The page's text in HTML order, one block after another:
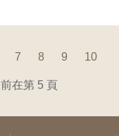
7 8 9 10
在第 5 頁